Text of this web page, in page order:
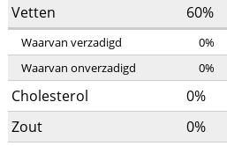
Vetten 60%
Waarvan verzadigd 0%
Waarvan onverzadigd
0%
Cholesterol 0%
Zout
0%